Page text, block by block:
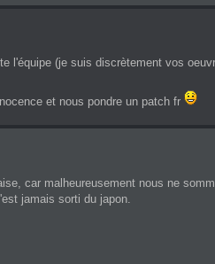
l'équipe (je suis discrètement vos
et nous pondre un patch fr
car malheureusement nous ne
jamais sorti du japon.